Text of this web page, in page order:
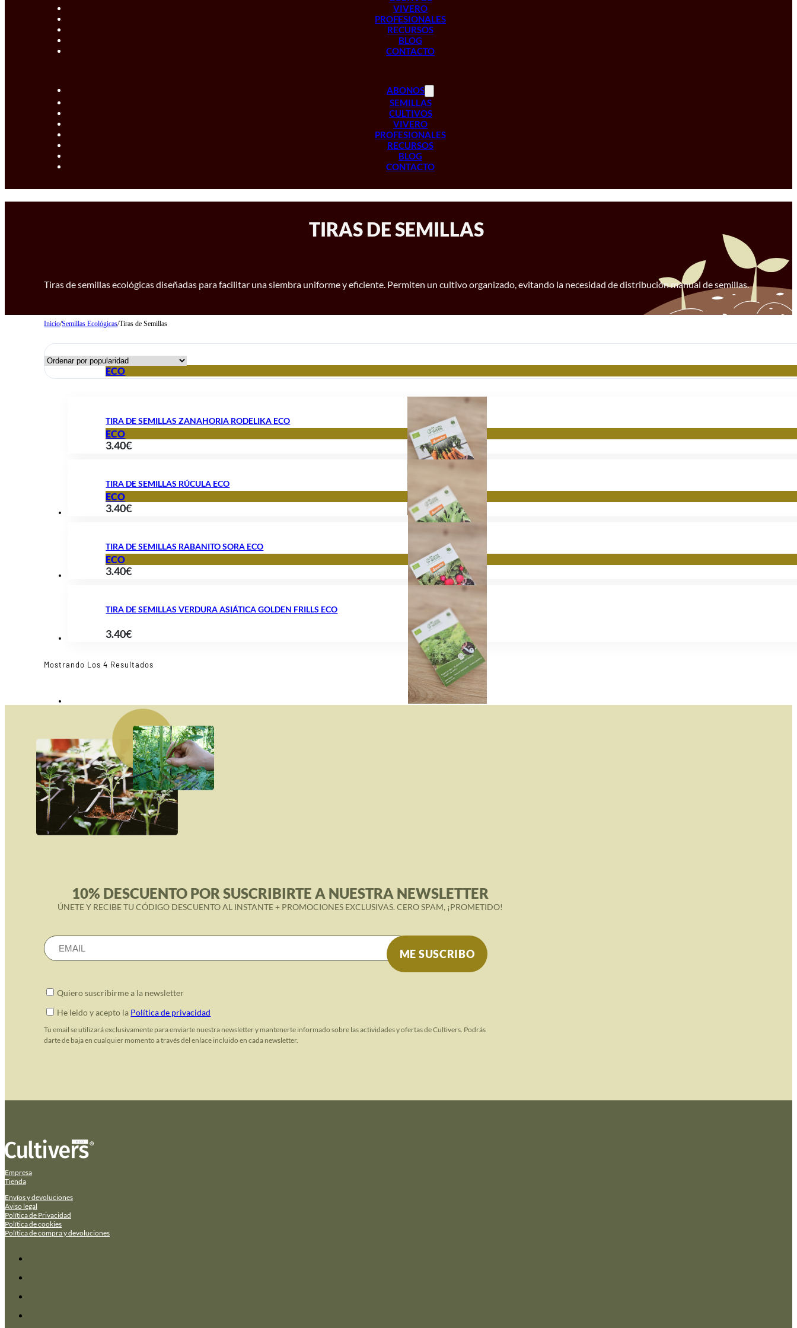
VIVERO
PROFESIONALES
RECURSOS
BLOG
CONTACTO
ABONOS
SEMILLAS
CULTIVOS
VIVERO
PROFESIONALES
RECURSOS
BLOG
CONTACTO
TIRAS DE SEMILLAS
Tiras de semillas ecológicas diseñadas para facilitar una siembra uniforme y eficiente. Permiten un cultivo organizado, evitando la necesidad de distribución manual de semillas.
Inicio/Semillas Ecológicas/Tiras de Semillas
ECO
TIRA DE SEMILLAS ZANAHORIA RODELIKA ECO
3.40€
ECO
TIRA DE SEMILLAS RÚCULA ECO
3.40€
ECO
TIRA DE SEMILLAS RABANITO SORA ECO
3.40€
ECO
TIRA DE SEMILLAS VERDURA ASIÁTICA GOLDEN FRILLS ECO
3.40€
Mostrando Los 4 Resultados
10% DESCUENTO POR SUSCRIBIRTE A NUESTRA NEWSLETTER
ÚNETE Y RECIBE TU CÓDIGO DESCUENTO AL INSTANTE + PROMOCIONES EXCLUSIVAS. CERO SPAM, ¡PROMETIDO!
Quiero suscribirme a la newsletter
He leido y acepto la Política de privacidad
Tu email se utilizará exclusivamente para enviarte nuestra newsletter y mantenerte informado sobre las actividades y ofertas de Cultivers. Podrás
darte de baja en cualquier momento a través del enlace incluido en cada newsletter.
Empresa
Tienda
Envíos y devoluciones
Aviso legal
Política de Privacidad
Política de cookies
Política de compra y devoluciones